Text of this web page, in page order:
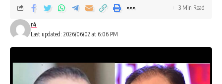
Last updated: 2026/06/02 at 6:06 PM
r4
3 Min Read